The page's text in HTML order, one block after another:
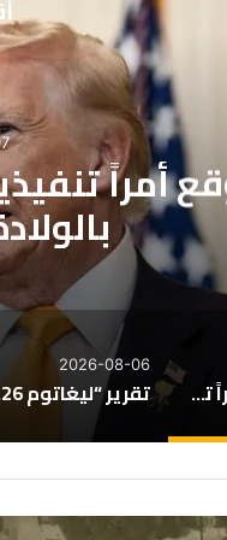
منح
2026-08-06
تقرير “ليغاتوم 2026”: المغرب يتقدم اقتصادياً لكن تحديات التعليم والصحة تعرقل الازدهار